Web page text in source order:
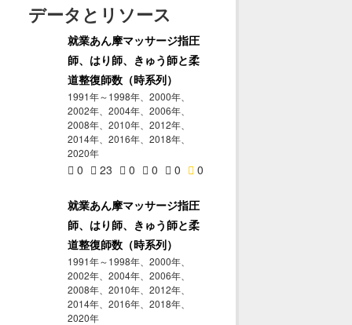
データとリソース
就業あん摩マッサージ指圧
師、はり師、きゅう師と柔
道整復師数（時系列）
1991年～1998年、2000年、
2002年、2004年、2006年、
2008年、2010年、2012年、
2014年、2016年、2018年、
2020年
0 23 0 0 0 0
就業あん摩マッサージ指圧
師、はり師、きゅう師と柔
道整復師数（時系列）
1991年～1998年、2000年、
2002年、2004年、2006年、
2008年、2010年、2012年、
2014年、2016年、2018年、
2020年